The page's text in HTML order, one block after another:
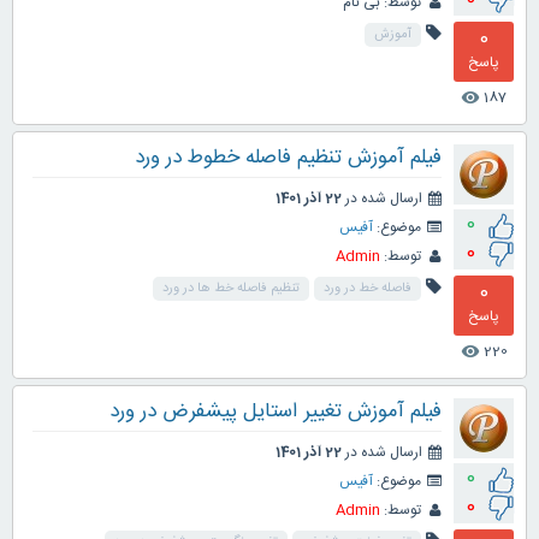
0
پاسخ
187
visibility
آموزش
0
0
0
پاسخ
220
visibility
فیلم آموزش تنظیم فاصله خطوط در ورد
ارسال شده در22 آذر 1401
موضوع: آفیس
توسط: Admin
فاصله خط در ورد تنظیم فاصله خط ها در ورد
0
0
فیلم آموزش تغییر استایل پیشفرض در ورد
ارسال شده در22 آذر 1401
موضوع: آفیس
توسط: Admin